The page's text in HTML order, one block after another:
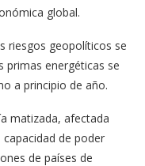
global.
riesgos geopolíticos se
primas energéticas se
a principio de año.
matizada, afectada
de poder
de países de